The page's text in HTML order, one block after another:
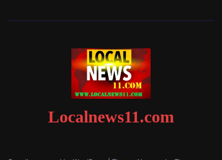
Localnews11.com